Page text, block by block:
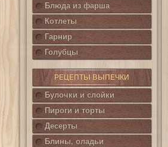
Блюда из фарша
Котлеты
Гарнир
Голубцы
РЕЦЕПТЫ ВЫПЕЧКИ
Булочки и слойки
Пироги и торты
Десерты
Блины, оладьи